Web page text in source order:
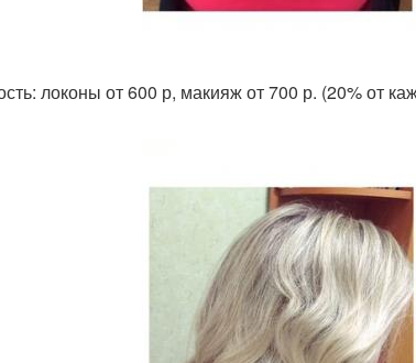
локоны от 600 р, макияж от 700 р. (20% от